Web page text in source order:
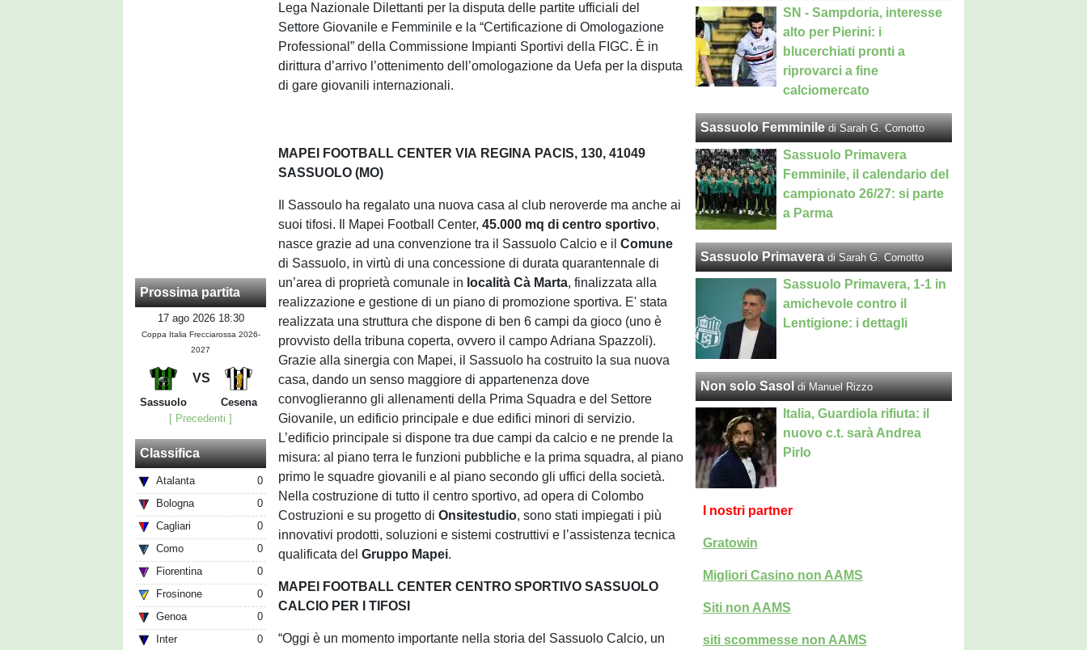
Prossima partita
17 ago 2026 18:30
Coppa Italia Frecciarossa 2026-
2027
VS
Sassuolo
Cesena
[ Precedenti ]
Classifica
Atalanta
0
Bologna
0
Cagliari
0
Como
0
Fiorentina
0
Frosinone
0
Genoa
0
Inter
0
Lega Nazionale Dilettanti per la disputa delle partite ufficiali del
Settore Giovanile e Femminile e la “Certificazione di Omologazione
Professional” della Commissione Impianti Sportivi della FIGC. È in
dirittura d’arrivo l’ottenimento dell’omologazione da Uefa per la disputa
di gare giovanili internazionali.
MAPEI FOOTBALL CENTER VIA REGINA PACIS, 130, 41049
SASSUOLO (MO)
Il Sassoulo ha regalato una nuova casa al club neroverde ma anche ai
suoi tifosi. Il Mapei Football Center,45.000 mq di centro sportivo,
nasce grazie ad una convenzione tra il Sassuolo Calcio e ilComune
di Sassuolo, in virtù di una concessione di durata quarantennale di
un’area di proprietà comunale in località Cà Marta, finalizzata alla
realizzazione e gestione di un piano di promozione sportiva. E' stata
realizzata una struttura che dispone di ben 6 campi da gioco (uno è
provvisto della tribuna coperta, ovvero il campo Adriana Spazzoli).
Grazie alla sinergia con Mapei, il Sassuolo ha costruito la sua nuova
casa, dando un senso maggiore di appartenenza dove
convoglieranno gli allenamenti della Prima Squadra e del Settore
Giovanile, un edificio principale e due edifici minori di servizio.
L’edificio principale si dispone tra due campi da calcio e ne prende la
misura: al piano terra le funzioni pubbliche e la prima squadra, al piano
primo le squadre giovanili e al piano secondo gli uffici della società.
Nella costruzione di tutto il centro sportivo, ad opera di Colombo
Costruzioni e su progetto diOnsitestudio, sono stati impiegati i più
innovativi prodotti, soluzioni e sistemi costruttivi e l’assistenza tecnica
qualificata delGruppo Mapei.
MAPEI FOOTBALL CENTER CENTRO SPORTIVO SASSUOLO
CALCIO PER I TIFOSI
“Oggi è un momento importante nella storia del Sassuolo Calcio, un
SN - Sampdoria, interesse
alto per Pierini: i
blucerchiati pronti a
riprovarci a fine
calciomercato
Sassuolo Femminile di Sarah G. Comotto
Sassuolo Primavera
Femminile, il calendario del
campionato 26/27: si parte
a Parma
Sassuolo Primavera di Sarah G. Comotto
Sassuolo Primavera, 1-1 in
amichevole contro il
Lentigione: i dettagli
Non solo Sasol di Manuel Rizzo
Italia, Guardiola rifiuta: il
nuovo c.t. sarà Andrea
Pirlo
I nostri partner
Gratowin
Migliori Casino non AAMS
Siti non AAMS
siti scommesse non AAMS